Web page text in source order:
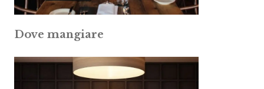
Dove mangiare